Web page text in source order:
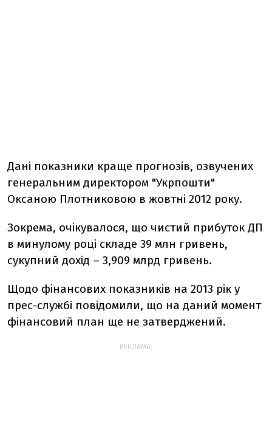
Дані показники краще прогнозів, озвучених
генеральним директором "Укрпошти"
Оксаною Плотниковою в жовтні 2012 року.
Зокрема, очікувалося, що чистий прибуток ДП
в минулому році складе 39 млн гривень,
сукупний дохід – 3,909 млрд гривень.
Щодо фінансових показників на 2013 рік у
прес-службі повідомили, що на даний момент
фінансовий план ще не затверджений.
РЕКЛАМА: